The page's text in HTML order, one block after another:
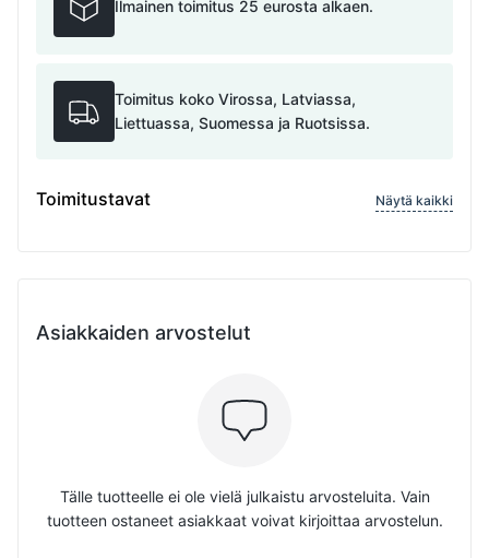
Ilmainen toimitus 25 eurosta alkaen.
Toimitus koko Virossa, Latviassa,
Liettuassa, Suomessa ja Ruotsissa.
Toimitustavat Näytä kaikki
Asiakkaiden arvostelut
Tälle tuotteelle ei ole vielä julkaistu arvosteluita. Vain
tuotteen ostaneet asiakkaat voivat kirjoittaa arvostelun.